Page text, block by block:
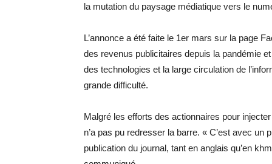
la mutation du paysage médiatique vers le
L’annonce a été faite le 1er mars sur la page
des revenus publicitaires depuis la pandémie
des technologies et la large circulation de
grande difficulté.
Malgré les efforts des actionnaires pour
n’a pas pu redresser la barre. « C’est avec
publication du journal, tant en anglais qu’en